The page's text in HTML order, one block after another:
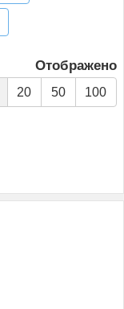
Отображено
20 50 100